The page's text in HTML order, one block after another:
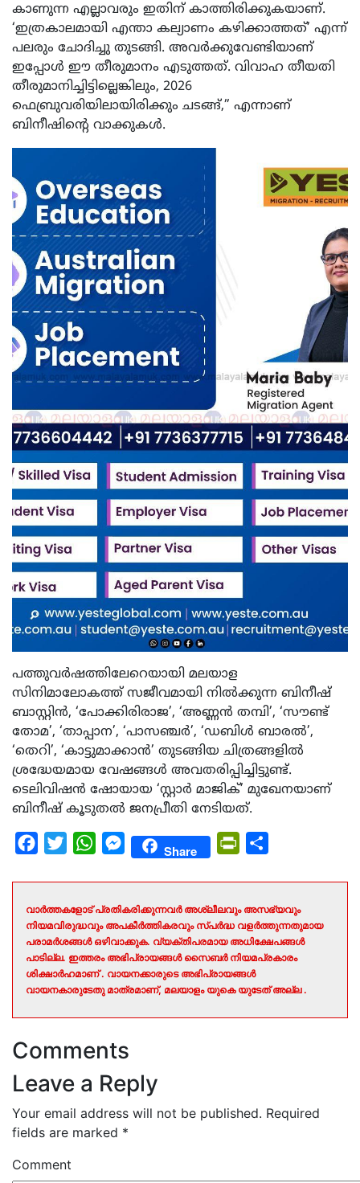
കാണുന്ന എല്ലാവരും ഇതിന് കാത്തിരിക്കുകയാണ്.
‘ഇത്രകാലമായി എന്താ കല്യാണം കഴിക്കാത്തത്’ എന്ന്
പലരും ചോദിച്ചു തുടങ്ങി. അവർക്കുവേണ്ടിയാണ്
ഇപ്പോൾ ഈ തീരുമാനം എടുത്തത്. വിവാഹ തീയതി
തീരുമാനിച്ചിട്ടില്ലെങ്കിലും, 2026
ഫെബ്രുവരിയിലായിരിക്കും ചടങ്ങ്,” എന്നാണ്
ബിനീഷിന്റെ വാക്കുകൾ.
പത്തുവർഷത്തിലേറെയായി മലയാള
സിനിമാലോകത്ത് സജീവമായി നിൽക്കുന്ന ബിനീഷ്
ബാസ്റ്റിൻ, ‘പോക്കിരിരാജ’, ‘അണ്ണൻ തമ്പി’, ‘സൗണ്ട്
തോമ’, ‘താപ്പാന’, ‘പാസഞ്ചർ’, ‘ഡബിൾ ബാരൽ’,
‘തെറി’, ‘കാട്ടുമാക്കാൻ’ തുടങ്ങിയ ചിത്രങ്ങളിൽ
ശ്രദ്ധേയമായ വേഷങ്ങൾ അവതരിപ്പിച്ചിട്ടുണ്ട്.
ടെലിവിഷൻ ഷോയായ ‘സ്റ്റാർ മാജിക്’ മുഖേനയാണ്
ബിനീഷ് കൂടുതൽ ജനപ്രീതി നേടിയത്.
Facebook
Twitter WhatsAppMessengerShare PrintFriendly
വാർത്തകളോട് പ്രതികരിക്കുന്നവർ അശ്ലീലവും അസഭ്യവും
നിയമവിരുദ്ധവും അപകീർത്തികരവും സ്പർദ്ധ വളർത്തുന്നതുമായ
പരാമർശങ്ങൾ ഒഴിവാക്കുക. വ്യക്തിപരമായ അധിക്ഷേപങ്ങൾ
പാടില്ല. ഇത്തരം അഭിപ്രായങ്ങൾ സൈബർ നിയമപ്രകാരം
ശിക്ഷാർഹമാണ് . വായനക്കാരുടെ അഭിപ്രായങ്ങൾ
വായനകാരുടേതു മാത്രമാണ്, മലയാളം യുകെ യുടേത് അല്ല .
Comments
Leave a Reply
Your email address will not be published. Required
fields are marked *
Comment